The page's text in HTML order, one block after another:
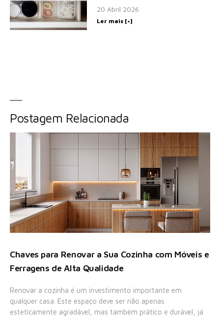
20 Abril 2026
Ler mais [+]
Postagem Relacionada
Chaves para Renovar a Sua Cozinha com Móveis e
Ferragens de Alta Qualidade
Renovar a cozinha é um investimento importante em
qualquer casa. Este espaço deve ser não apenas
esteticamente agradável, mas também prático e durável, já